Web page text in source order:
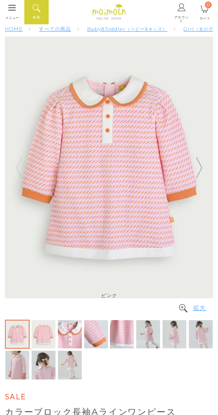
ONLINE STORE アカウン
ト
検索
メニュー カート
0
HOME すべての商品 Baby&Toddler （ベビー&キッズ） Girl （女の子）
ピンク
拡大
SALE
カラーブロック長袖Aラインワンピース